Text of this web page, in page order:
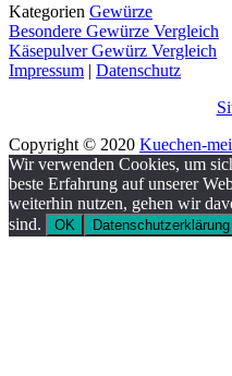
Kategorien Gewürze
Besondere Gewürze Vergleich
Käsepulver Gewürz Vergleich
Impressum | Datenschutz
Copyright © 2020 Kuechen-
Wir verwenden Cookies, um
beste Erfahrung auf unserer
weiterhin nutzen, gehen wir
sind.
OK Datenschutzerklärung